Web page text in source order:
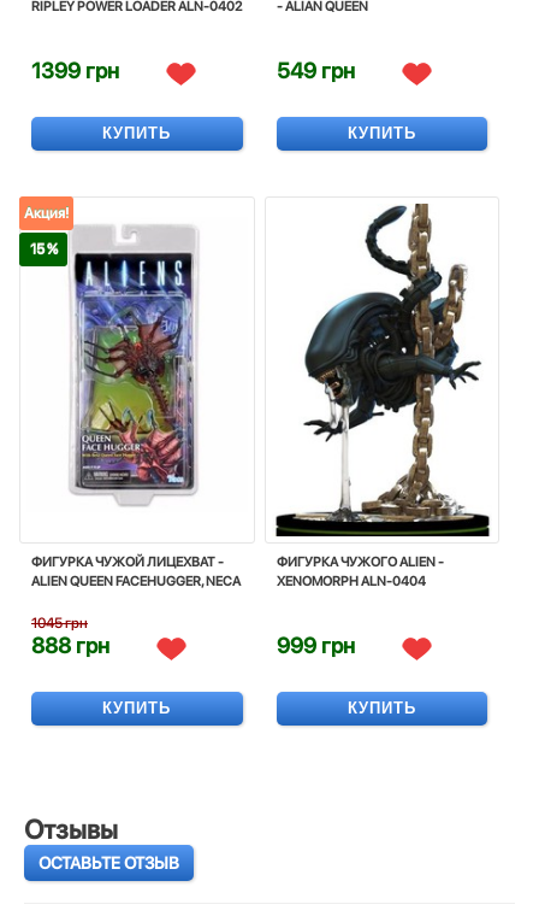
RIPLEY POWER LOADER ALN-0402
1399 грн
КУПИТЬ
- ALIAN QUEEN
549 грн
КУПИТЬ
ФИГУРКА ЧУЖОЙ ЛИЦЕХВАТ -
ALIEN QUEEN FACEHUGGER, NECA
Акция!
15 %
1045 грн
888 грн
КУПИТЬ
ФИГУРКА ЧУЖОГО ALIEN -
XENOMORPH ALN-0404
999 грн
КУПИТЬ
Отзывы
ОСТАВЬТЕ ОТЗЫВ